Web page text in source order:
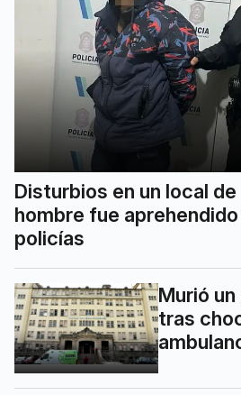
Disturbios en un local
hombre fue
policías
Murió
tras